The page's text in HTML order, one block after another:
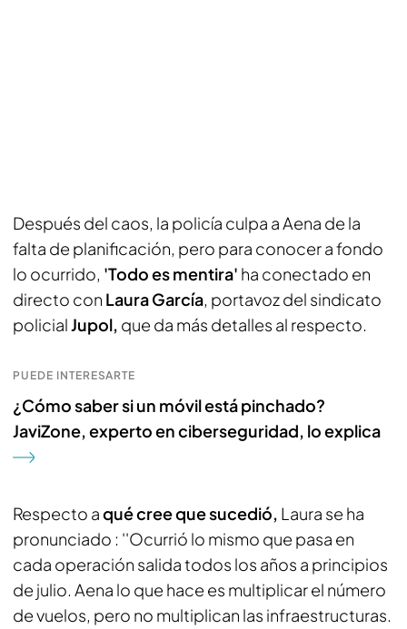
Después del caos, la policía culpa a Aena de la
falta de planificación, pero para conocer a fondo
lo ocurrido, 'Todo es mentira' ha conectado en
directo con Laura García, portavoz del sindicato
policialJupol, que da más detalles al respecto.
PUEDE INTERESARTE
¿Cómo saber si un móvil está pinchado?
JaviZone, experto en ciberseguridad, lo explica
Respecto aqué cree que sucedió, Laura se ha
pronunciado : ''Ocurrió lo mismo que pasa en
cada operación salida todos los años a principios
de julio. Aena lo que hace es multiplicar el número
de vuelos, pero no multiplican las infraestructuras.